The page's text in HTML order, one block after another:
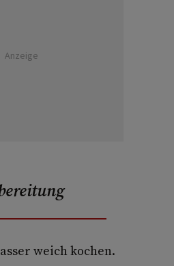
Anzeige
weich kochen.